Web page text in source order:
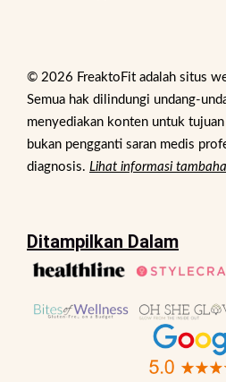
© 2026 FreaktoFit adalah situs
Semua hak dilindungi undang-
menyediakan konten untuk
bukan pengganti saran medis
diagnosis. Lihat informasi
Ditampilkan Dalam